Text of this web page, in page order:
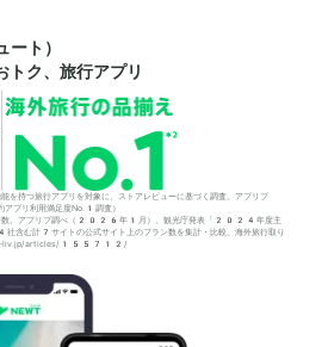
ート）
トク、旅行アプリ
持つ旅行アプリを対象に、ストアレビューに基づく調査。アプリブ
リ利用満足度No.1調査）
ジ数。アプリブ調べ（2026年1月）。観光庁発表「2024年度主
社含む計7サイトの公式サイト上のプラン数を集計・比較。海外旅行取り
app-liv.jp/articles/155712/